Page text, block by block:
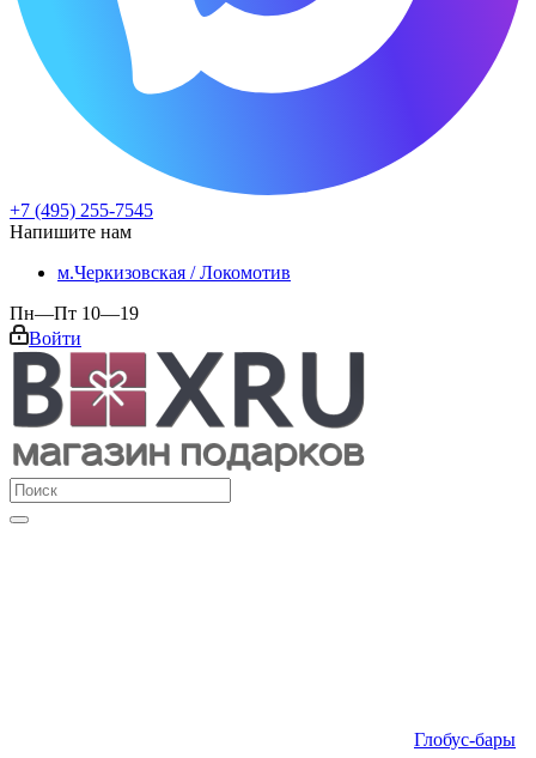
+7 (495) 255-7545
Напишите нам
м.Черкизовская / Локомотив
Пн—Пт 10—19
Войти
Глобус-бары